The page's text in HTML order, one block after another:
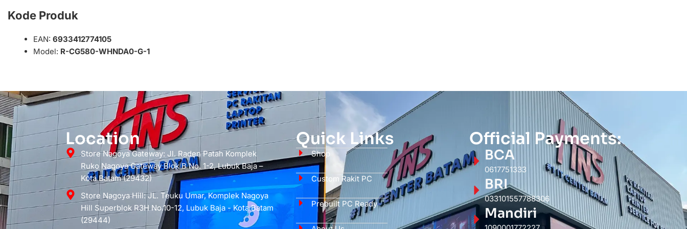
Kode Produk
EAN: 6933412774105
Model: R-CG580-WHNDA0-G-1
Location
Store Nagoya Gateway: Jl. Raden Patah Komplek
Ruko Nagoya Gateway Blok B No. 1-2, Lubuk Baja –
Kota Batam (29432)
Store Nagoya Hill: JL. Teuku Umar, Komplek Nagoya
Hill Superblok R3H No.10-12, Lubuk Baja - Kota Batam
(29444)
Quick Links
Shop
Custom Rakit PC
Prebuilt PC Ready
Official Payments:
BCA
0617751333
BRI
033101557788306
Mandiri